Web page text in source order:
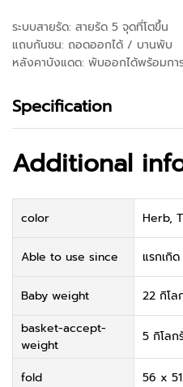
ระบบสายรัด: สายรัด 5 จุดที่โตขึ้น
แถบกันชน: ถอดออกได้ / บานพับ
หลังคาบังแดด: พับออกได้พร้อมกา
Specification
Additional
color Herb,
Able to use since แรกเกิ
Baby weight
22 กิโล
basket-accept-
weight
5 กิโลก
fold 56 x